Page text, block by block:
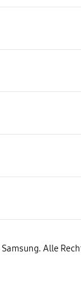
Alle